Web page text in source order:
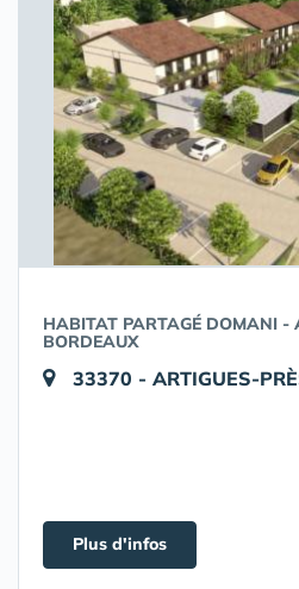
HABITAT PARTAGÉ DOMANI -
BORDEAUX
33370 - ARTIGUES-
Plus d'infos